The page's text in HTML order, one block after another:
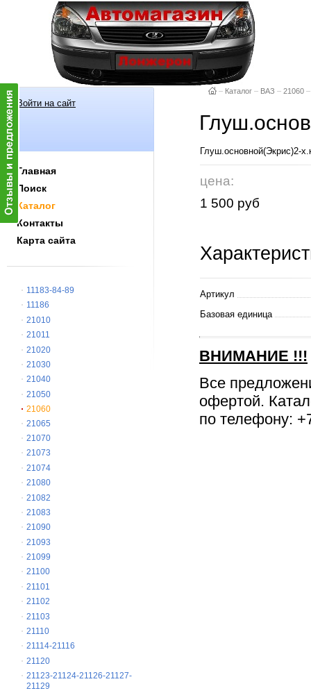
Войти на сайт
Главная
Поиск
Каталог
Контакты
Карта сайта
11183-84-89
11186
21010
21011
21020
21030
21040
21050
21060
21065
21070
21073
21074
21080
21082
21083
21090
21093
21099
21100
21101
21102
21103
21110
21114-21116
21120
21123-21124-21126-21127-
21129
– Каталог – ВАЗ – 21060 –
Глуш.основной(Экрис)2-
цена:
1 500 руб
Артикул
Базовая единица
ВНИМАНИЕ !!!
Все
офертой.
по телефону: